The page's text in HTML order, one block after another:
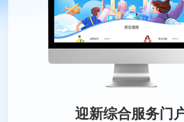
迎新综合服务门